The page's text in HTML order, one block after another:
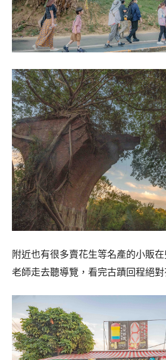
附近也有很多賣花生等名產的小販
老師走去聽導覽，看完古蹟回程絕對